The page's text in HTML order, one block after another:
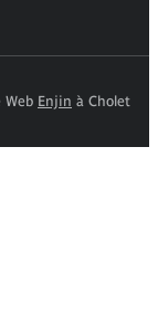
Web Enjin à Cholet